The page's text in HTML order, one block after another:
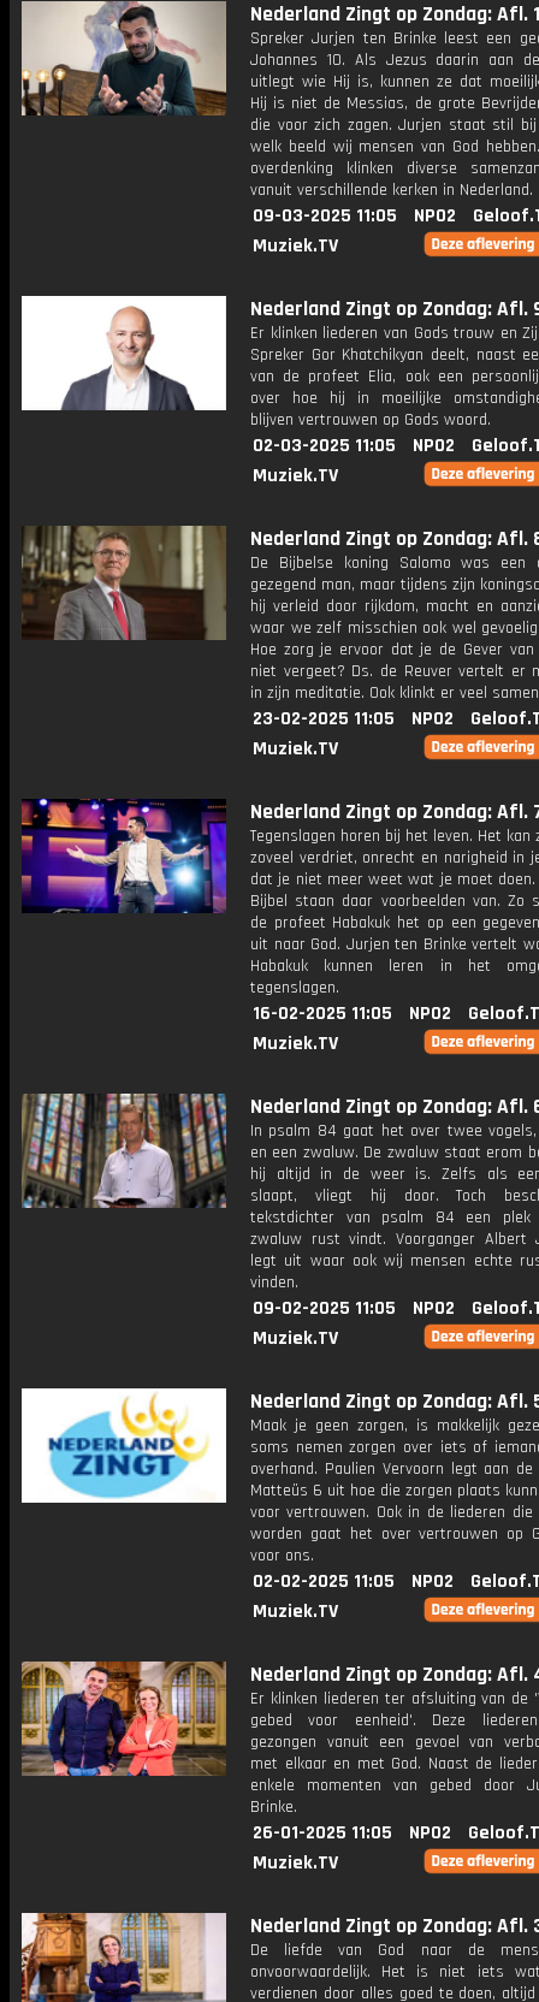
Nederland Zingt op Zondag: Afl.
Spreker Jurjen ten Brinke leest een
Johannes 10. Als Jezus daarin aan
uitlegt wie Hij is, kunnen ze dat
Hij is niet de Messias, de grote
die voor zich zagen. Jurjen staat stil
welk beeld wij mensen van God
overdenking klinken diverse
vanuit verschillende kerken in Nederland.
09-03-2025 11:05 NPO2
Muziek.TV
Nederland Zingt op Zondag: Afl.
Er klinken liederen van Gods trouw en
Spreker Gor Khatchikyan deelt, naast
van de profeet Elia, ook een
over hoe hij in moeilijke
blijven vertrouwen op Gods woord.
02-03-2025 11:05 NPO2
Muziek.TV
Nederland Zingt op Zondag: Afl.
De Bijbelse koning Salomo was een
gezegend man, maar tijdens zijn
hij verleid door rijkdom, macht en
waar we zelf misschien ook wel
Hoe zorg je ervoor dat je de Gever van
niet vergeet? Ds. de Reuver vertelt er
in zijn meditatie. Ook klinkt er veel
23-02-2025 11:05 NPO2
Muziek.TV
Nederland Zingt op Zondag: Afl.
Tegenslagen horen bij het leven. Het kan
zoveel verdriet, onrecht en narigheid in
dat je niet meer weet wat je moet doen.
Bijbel staan daar voorbeelden van. Zo
de profeet Habakuk het op een
uit naar God. Jurjen ten Brinke vertelt
Habakuk kunnen leren in het
tegenslagen.
16-02-2025 11:05 NPO2
Muziek.TV
Nederland Zingt op Zondag: Afl.
In psalm 84 gaat het over twee
en een zwaluw. De zwaluw staat erom
hij altijd in de weer is. Zelfs als
slaapt, vliegt hij door. Toch
tekstdichter van psalm 84 een
zwaluw rust vindt. Voorganger Albert
legt uit waar ook wij mensen echte
vinden.
09-02-2025 11:05 NPO2
Muziek.TV
Nederland Zingt op Zondag: Afl.
Maak je geen zorgen, is makkelijk
soms nemen zorgen over iets of
overhand. Paulien Vervoorn legt aan
Matteüs 6 uit hoe die zorgen plaats
voor vertrouwen. Ook in de liederen die
worden gaat het over vertrouwen op
voor ons.
02-02-2025 11:05 NPO2
Muziek.TV
Nederland Zingt op Zondag: Afl.
Er klinken liederen ter afsluiting van de
gebed voor eenheid'. Deze
gezongen vanuit een gevoel van
met elkaar en met God. Naast de
enkele momenten van gebed door
Brinke.
26-01-2025 11:05 NPO2
Muziek.TV
Nederland Zingt op Zondag: Afl.
De liefde van God naar de
onvoorwaardelijk. Het is niet iets
verdienen door alles goed te doen,